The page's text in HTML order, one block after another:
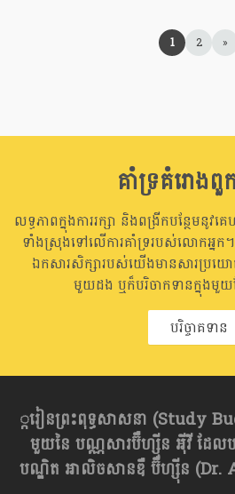
1 2 »
គាំទ្រគំរោង
លទ្ធភាពក្នុងការរក្សា និងពង្រីកបន្ថែមនូ
ទាំងស្រុងទៅលើការគាំទ្ររបស់លោកអ្ន
ឯកសារសិក្សារបស់យើងមានសារប្រយោ
មួយដង ឬក៏បរិចាកទានក្នុងមួ
បរិច្ចាគទាន
ករៀនព្រះពុទ្ធសាសនា​ (Study
មួយនៃ បណ្ណសារប៊ឺហ្សុីន អុីវី ដែ
បណ្ឌិត អាលិចសានឌឺ ប៊ឺហ្សុីន